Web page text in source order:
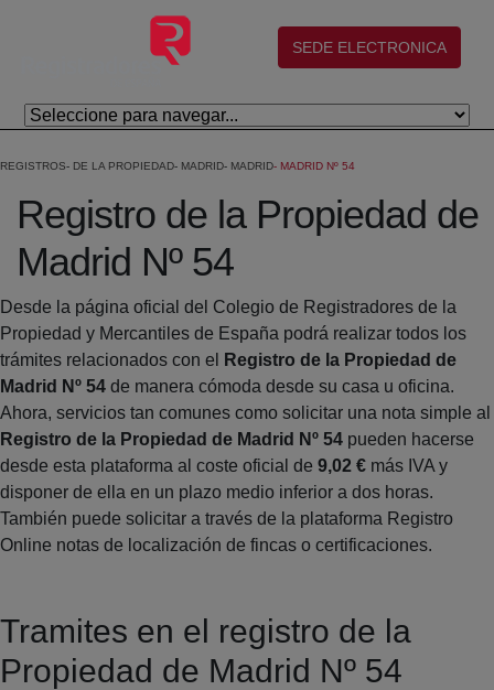
Salta al contingut principal
(abre en nueva ventana)
SEDE ELECTRONICA
REGISTROS DE LA PROPIEDAD MADRID MADRID MADRID Nº 54
Registro de la Propiedad de
Madrid Nº 54
Desde la página oficial del Colegio de Registradores de la
Propiedad y Mercantiles de España podrá realizar todos los
trámites relacionados con el
Registro de la Propiedad de
Madrid Nº 54 de manera cómoda desde su casa u oficina.
Ahora, servicios tan comunes como solicitar una nota simple al
Registro de la Propiedad de Madrid Nº 54 pueden hacerse
desde esta plataforma al coste oficial de 9,02 € más IVA y
disponer de ella en un plazo medio inferior a dos horas.
También puede solicitar a través de la plataforma Registro
Online notas de localización de fincas o certificaciones.
Tramites en el registro de la
Propiedad de Madrid Nº 54